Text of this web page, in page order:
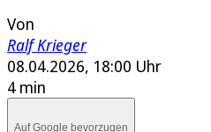
Von
Ralf Krieger
08.04.2026, 18:00 Uhr
4 min
Auf Google bevorzugen